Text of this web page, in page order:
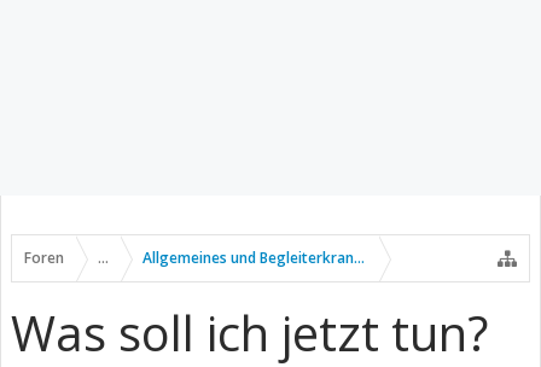
Foren ... Allgemeines und Begleiterkrankungen
Was soll ich jetzt tun?